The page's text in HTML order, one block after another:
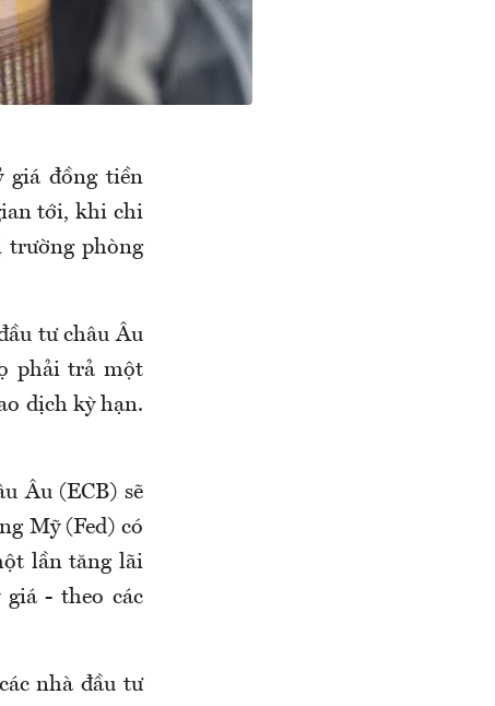
giá đồng tiền
tới, khi chi
trường phòng
tư châu Âu
phải trả một
dịch kỳ hạn.
Âu (ECB) sẽ
Mỹ (Fed) có
lần tăng lãi
- theo các
nhà đầu tư